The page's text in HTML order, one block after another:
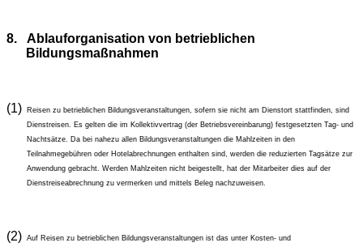
8.
Ablauforganisation von betrieblichen
Bildungsmaßnahmen
(1)
Reisen zu betrieblichen Bildungsveranstaltungen, sofern sie nicht am Dienstort stattfinden, sind
Dienstreisen. Es gelten die im Kollektivvertrag (der Betriebsvereinbarung) festgesetzten Tag- und
Nachtsätze. Da bei nahezu allen Bildungsveranstaltungen die Mahlzeiten in den
Teilnahmegebühren oder Hotelabrechnungen enthalten sind, werden die reduzierten Tagsätze zur
Anwendung gebracht. Werden Mahlzeiten nicht beigestellt, hat der Mitarbeiter dies auf der
Dienstreiseabrechnung zu vermerken und mittels Beleg nachzuweisen.
(2) Auf Reisen zu betrieblichen Bildungsveranstaltungen ist das unter Kosten- und